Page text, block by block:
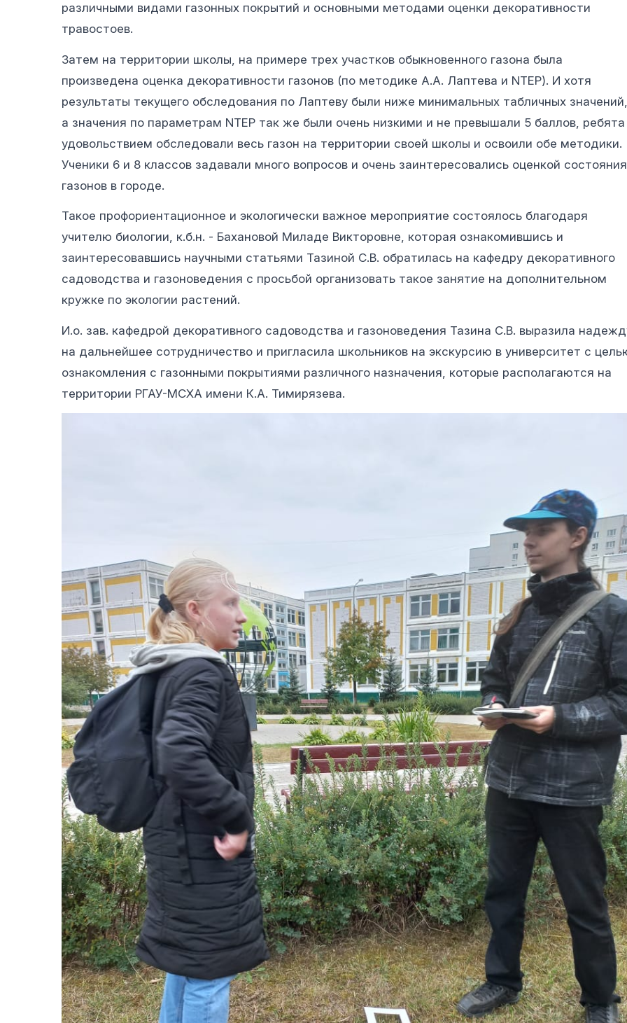
различными видами газонных покрытий и основными методами оценки декоративности
травостоев.
Затем на территории школы, на примере трех участков обыкновенного газона была
произведена оценка декоративности газонов (по методике А.А. Лаптева и NTEP). И хотя
результаты текущего обследования по Лаптеву были ниже минимальных табличных значений,
а значения по параметрам NTEP так же были очень низкими и не превышали 5 баллов,
удовольствием обследовали весь газон на территории своей школы и освоили обе методики.
Ученики 6 и 8 классов задавали много вопросов и очень заинтересовались оценкой состояния
газонов в городе.
Такое профориентационное и экологически важное мероприятие состоялось благодаря
учителю биологии, к.б.н. - Бахановой Миладе Викторовне, которая ознакомившись и
заинтересовавшись научными статьями Тазиной С.В. обратилась на кафедру декоративного
садоводства и газоноведения с просьбой организовать такое занятие на дополнительном
кружке по экологии растений.
И.о. зав. кафедрой декоративного садоводства и газоноведения Тазина С.В. выразила
на дальнейшее сотрудничество и пригласила школьников на экскурсию в университет с
ознакомления с газонными покрытиями различного назначения, которые располагаются на
территории РГАУ-МСХА имени К.А. Тимирязева.